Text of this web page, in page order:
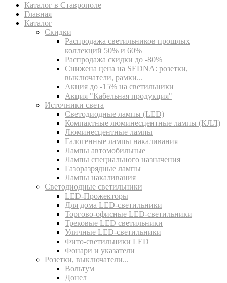
Каталог в Ставрополе
Главная
Каталог
Скидки
Распродажа светильников прошлых
коллекций 50% и 60%
Распродажа скидки до -80%
Cнижена цена на SEDNA: розетки,
выключатели, рамки...
Акция до -15% на светильники
Акция "Кабельная продукция"
Источники света
Светодиодные лампы (LED)
Компактные люминесцентные лампы (КЛЛ)
Люминесцентные лампы
Галогенные лампы накаливания
Лампы автомобильные
Лампы специального назначения
Газоразрядные лампы
Лампы накаливания
Светодиодные светильники
LED-Прожекторы
Для дома LED-светильники
Торгово-офисные LED-светильники
Трековые LED светильники
Уличные LED-светильники
Фито-светильники LED
Фонари и указатели
Розетки, выключатели...
Вольтум
Донел